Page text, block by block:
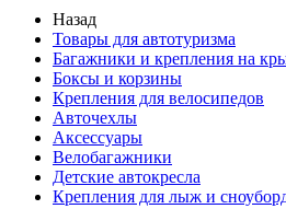
Назад
Товары для автотуризма
Багажники и крепления на
Боксы и корзины
Крепления для велосипедов
Авточехлы
Аксессуары
Велобагажники
Детские автокресла
Крепления для лыж и